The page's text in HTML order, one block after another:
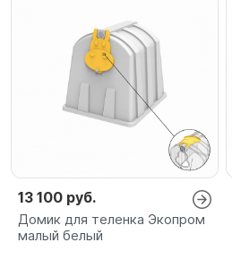
13 100 руб.
Домик для теленка Экопром
малый белый